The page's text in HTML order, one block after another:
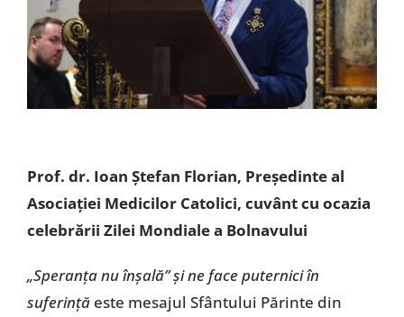
Prof. dr. Ioan Ștefan Florian, Președinte al
Asociației Medicilor Catolici, cuvânt cu ocazia
celebrării Zilei Mondiale a Bolnavului
„Speranța nu înșală” și ne face puternici în
suferințăeste mesajul Sfântului Părinte din